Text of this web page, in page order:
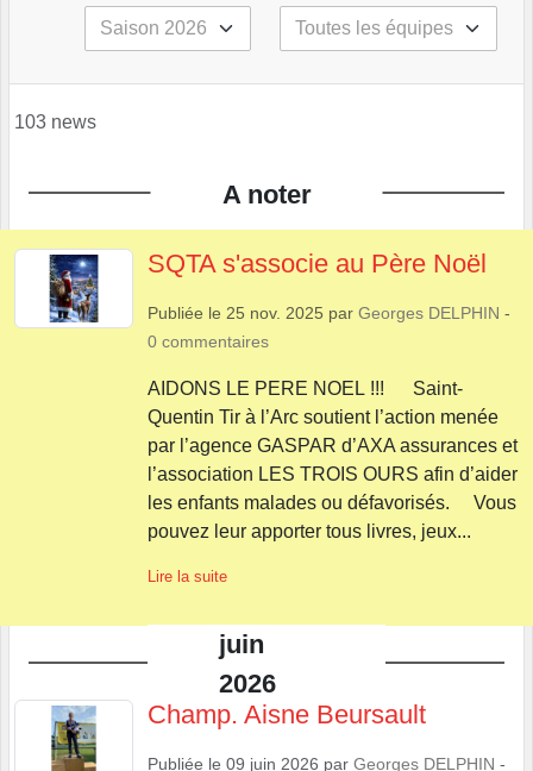
103 news
A noter
SQTA s'associe au Père Noël
Publiée le 25 nov. 2025 par Georges DELPHIN -
0 commentaires
AIDONS LE PERE NOEL !!! Saint-
Quentin Tir à l’Arc soutient l’action menée
par l’agence GASPAR d’AXA assurances et
l’association LES TROIS OURS afin d’aider
les enfants malades ou défavorisés. Vous
pouvez leur apporter tous livres, jeux...
Lire la suite
juin
2026
Champ. Aisne Beursault
Publiée le 09 juin 2026 par Georges DELPHIN -